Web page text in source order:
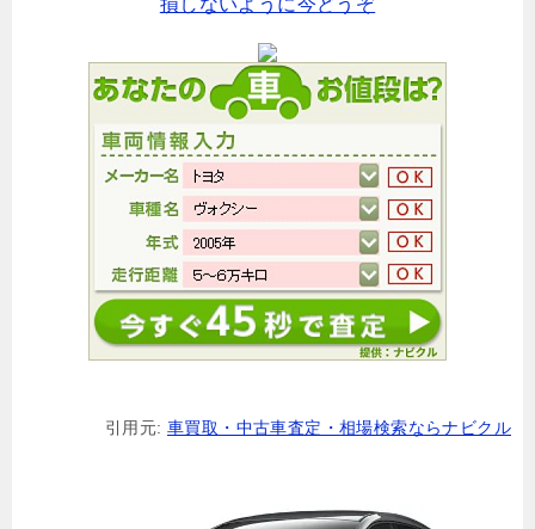
損しないように今どうぞ
引用元: 車買取・中古車査定・相場検索ならナビクル